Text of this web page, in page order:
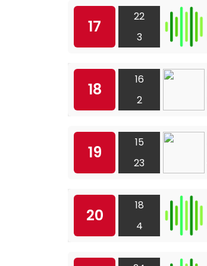
17
22
3
18
16
2
19
15
23
20
18
4